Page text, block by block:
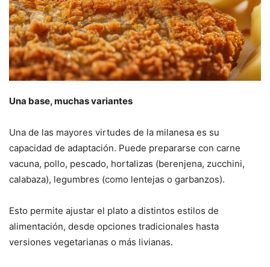
Una base, muchas variantes
Una de las mayores virtudes de la milanesa es su
capacidad de adaptación. Puede prepararse con carne
vacuna, pollo, pescado, hortalizas (berenjena, zucchini,
calabaza), legumbres (como lentejas o garbanzos).
Esto permite ajustar el plato a distintos estilos de
alimentación, desde opciones tradicionales hasta
versiones vegetarianas o más livianas.